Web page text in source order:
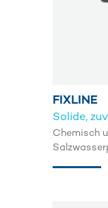
FIXLINE
Solide,
Chemisch